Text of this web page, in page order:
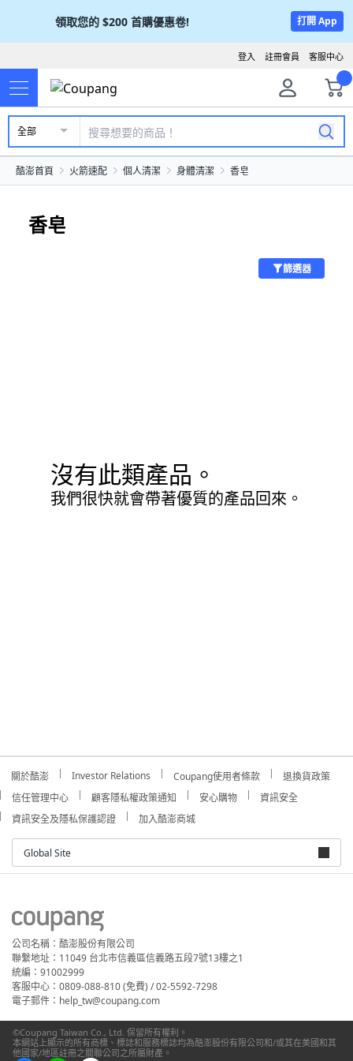
領取您的 $200 首購優惠卷! 打開 App
客服中心
註冊會員
登入
全部
酷澎首頁 火箭速配 個人清潔 身體清潔 香皂
香皂
篩選器
沒有此類產品。
我們很快就會帶著優質的產品回來。
關於酷澎 Investor Relations Coupang使用者條款
退換貨政策
信任管理中心
顧客隱私權政策通知 安心購物
資訊安全
資訊安全及隱私保護認證
加入酷澎商城
Global Site
公司名稱：酷澎股份有限公司
聯繫地址：11049 台北市信義區信義路五段7號13樓之1
統編：91002999
客服中心：0809-088-810 (免費) / 02-5592-7298
電子郵件：help_tw@coupang.com
©Coupang Taiwan Co., Ltd. 保留所有權利。
本網站上顯示的所有商標、標誌和服務標誌均為酷澎股份有限公司和/或其在美國和其
他國家/地區註冊之關聯公司之所屬財產。